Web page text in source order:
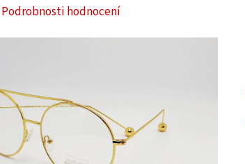
Podrobnosti hodnocení